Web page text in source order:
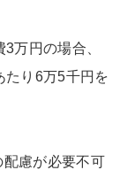
万円の場合、
たり6万5千円を
慮が必要不可